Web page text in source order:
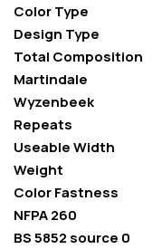
Color Type
Design Type
Total Composition
Martindale
Wyzenbeek
Repeats
Useable Width
Weight
Color Fastness
NFPA 260
BS 5852 source 0